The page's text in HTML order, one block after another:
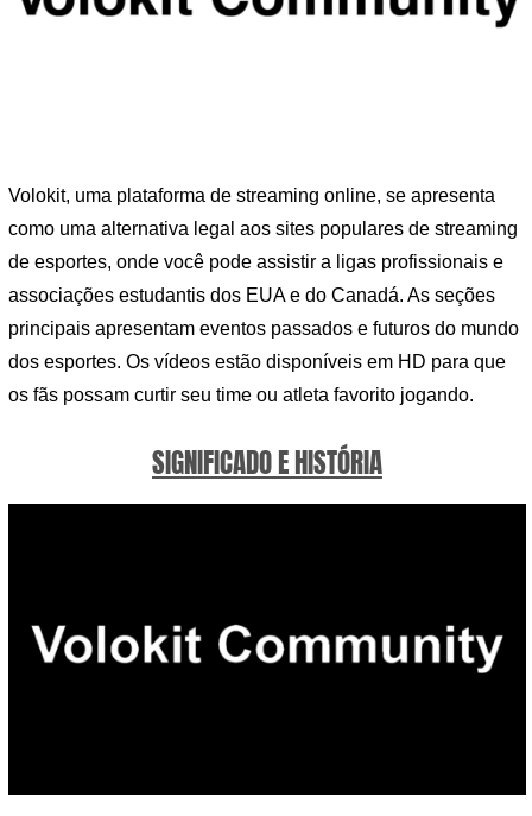
Volokit, uma plataforma de streaming online, se apresenta
como uma alternativa legal aos sites populares de streaming
de esportes, onde você pode assistir a ligas profissionais e
associações estudantis dos EUA e do Canadá. As seções
principais apresentam eventos passados ​​e futuros do mundo
dos esportes. Os vídeos estão disponíveis em HD para que
os fãs possam curtir seu time ou atleta favorito jogando.
SIGNIFICADO E HISTÓRIA